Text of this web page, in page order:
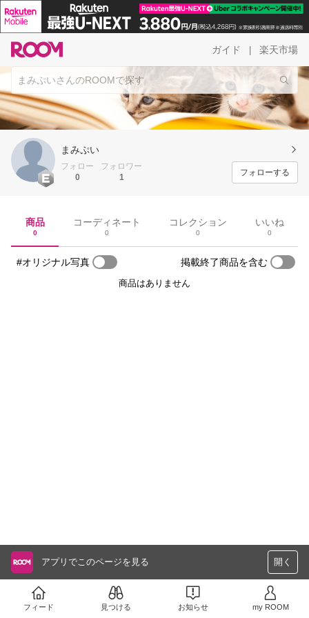
ガイド 楽天市場
まみぷい
フォロー
0
フォロワー
1
フォローする
商品
0
コーディネート
0
コレクション
0
いいね
0
#オリジナル写真 掲載終了商品を含む
商品はありません
アプリでこのページを見る 開く
フィード 見つける お知らせ my ROOM